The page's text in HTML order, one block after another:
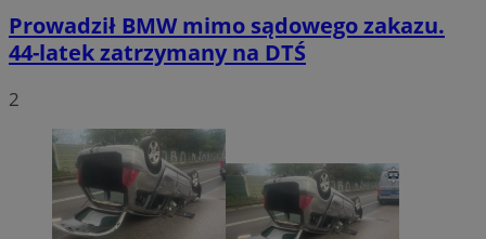
Prowadził BMW mimo sądowego zakazu.
44-latek zatrzymany na DTŚ
2